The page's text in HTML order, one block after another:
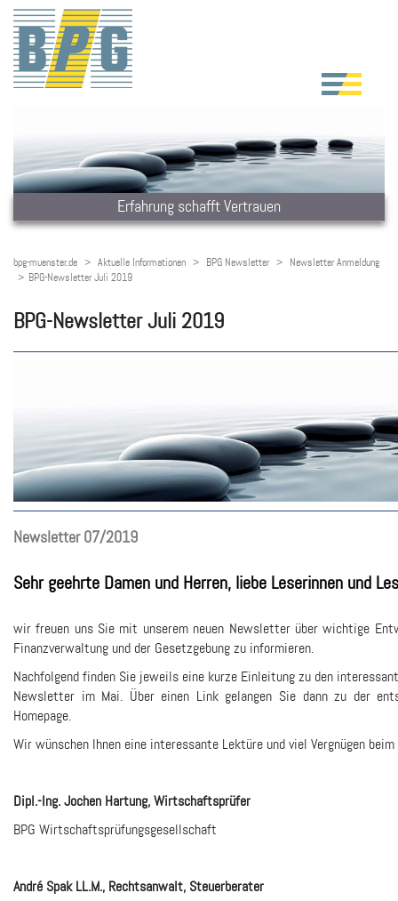
Erfahrung schafft Vertrauen
bpg-muenster.de Aktuelle Informationen BPG Newsletter
Newsletter Anmeldung
BPG-Newsletter Juli 2019
BPG-Newsletter Juli 2019
Newsletter 07/2019
Sehr geehrte Damen und Herren, liebe Leserinnen und
wir freuen uns Sie mit unserem neuen Newsletter über wichtige
Finanzverwaltung und der Gesetzgebung zu informieren.
Nachfolgend finden Sie jeweils eine kurze Einleitung zu den
Newsletter im Mai. Über einen Link gelangen Sie dann zu der
Homepage.
Wir wünschen Ihnen eine interessante Lektüre und viel Vergnügen
Dipl.-Ing. Jochen Hartung, Wirtschaftsprüfer
BPG Wirtschaftsprüfungsgesellschaft
André Spak LL.M., Rechtsanwalt, Steuerberater